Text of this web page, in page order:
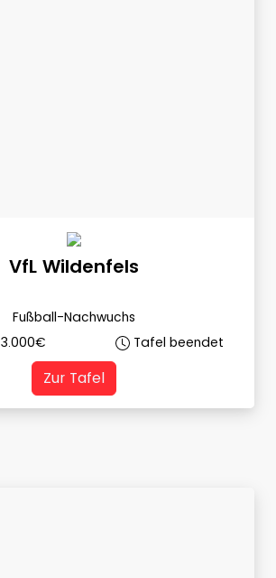
VfL Wildenfels
Fußball-Nachwuchs
3.000€ Tafel beendet
Zur Tafel